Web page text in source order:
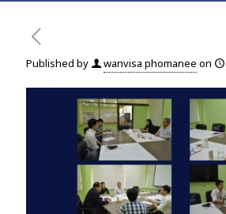
Published by wanvisa phomanee on